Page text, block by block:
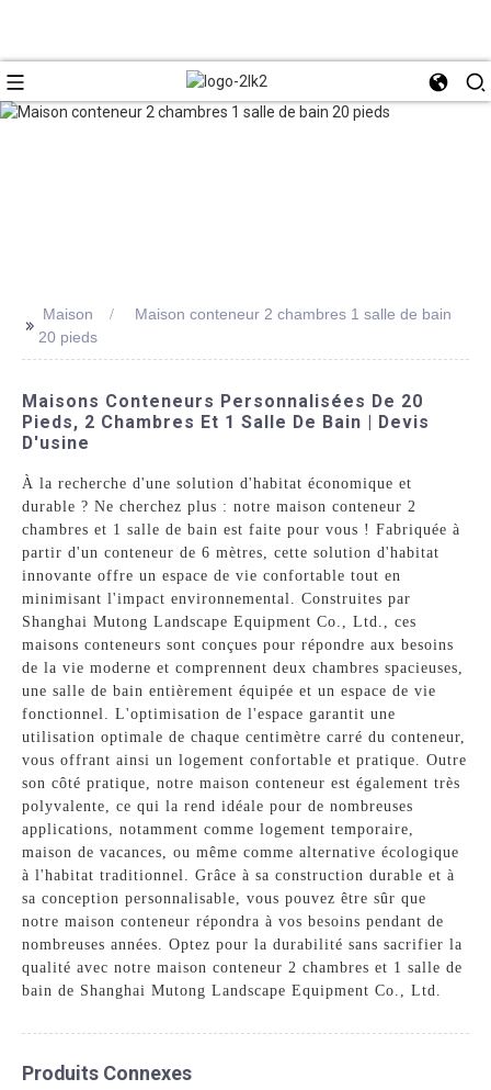
>> Maison
Maison conteneur 2 chambres 1 salle de bain
20 pieds
Maisons Conteneurs Personnalisées De 20
Pieds, 2 Chambres Et 1 Salle De Bain | Devis
D'usine
À la recherche d'une solution d'habitat économique et
durable ? Ne cherchez plus : notre maison conteneur 2
chambres et 1 salle de bain est faite pour vous ! Fabriquée à
partir d'un conteneur de 6 mètres, cette solution d'habitat
innovante offre un espace de vie confortable tout en
minimisant l'impact environnemental. Construites par
Shanghai Mutong Landscape Equipment Co., Ltd., ces
maisons conteneurs sont conçues pour répondre aux besoins
de la vie moderne et comprennent deux chambres spacieuses,
une salle de bain entièrement équipée et un espace de vie
fonctionnel. L'optimisation de l'espace garantit une
utilisation optimale de chaque centimètre carré du conteneur,
vous offrant ainsi un logement confortable et pratique. Outre
son côté pratique, notre maison conteneur est également très
polyvalente, ce qui la rend idéale pour de nombreuses
applications, notamment comme logement temporaire,
maison de vacances, ou même comme alternative écologique
à l'habitat traditionnel. Grâce à sa construction durable et à
sa conception personnalisable, vous pouvez être sûr que
notre maison conteneur répondra à vos besoins pendant de
nombreuses années. Optez pour la durabilité sans sacrifier la
qualité avec notre maison conteneur 2 chambres et 1 salle de
bain de Shanghai Mutong Landscape Equipment Co., Ltd.
Produits Connexes